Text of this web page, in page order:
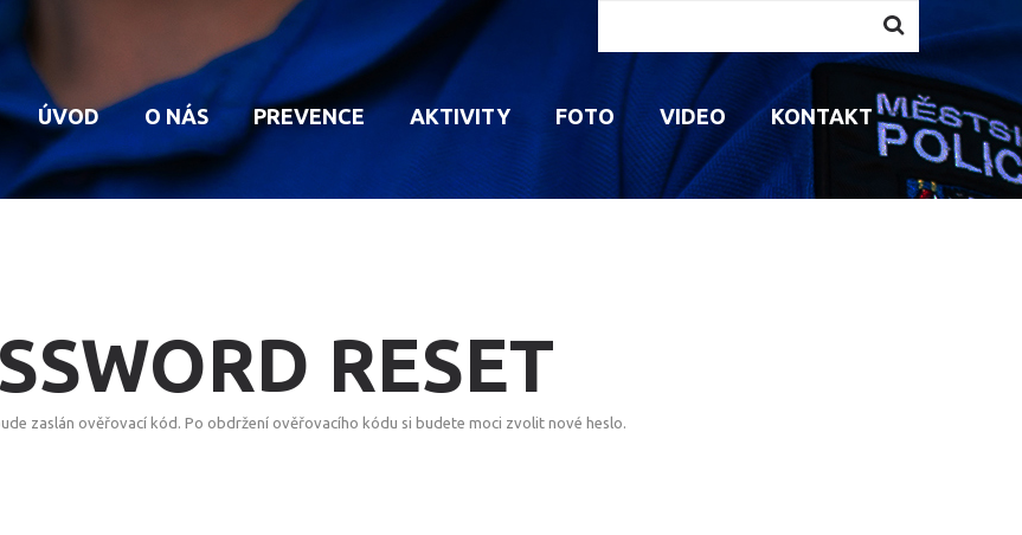
ÚVOD O NÁS
HISTORIE MP VYBAVENÍ MP PŘÍPRAVA STRÁŽNÍKŮ
PREVENCE
KAMEROVÝ SYSTÉM KONTAKT NA PREVENTISTU
AKTIVITY
AKTIVITY PRO DĚTI
FOTO VIDEO KONTAKT
RESET
zaslán ověřovací kód. Po obdržení ověřovacího kódu si budete moci zvolit nové heslo.